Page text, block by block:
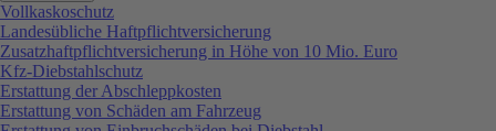
Vollkaskoschutz
Landesübliche Haftpflichtversicherung
Zusatzhaftpflichtversicherung in Höhe von 10 Mio. Euro
Kfz-Diebstahlschutz
Erstattung der Abschleppkosten
Erstattung von Schäden am Fahrzeug